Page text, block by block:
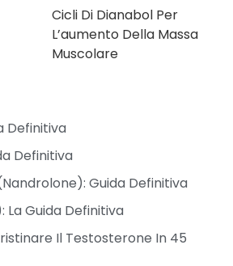
Cicli Di Dianabol Per
L’aumento Della Massa
Muscolare
Definitiva
Definitiva
Guida Definitiva
La Guida Definitiva
Il Testosterone In 45